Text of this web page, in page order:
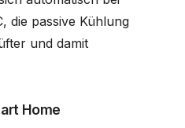
die passive Kühlung
und damit
Home